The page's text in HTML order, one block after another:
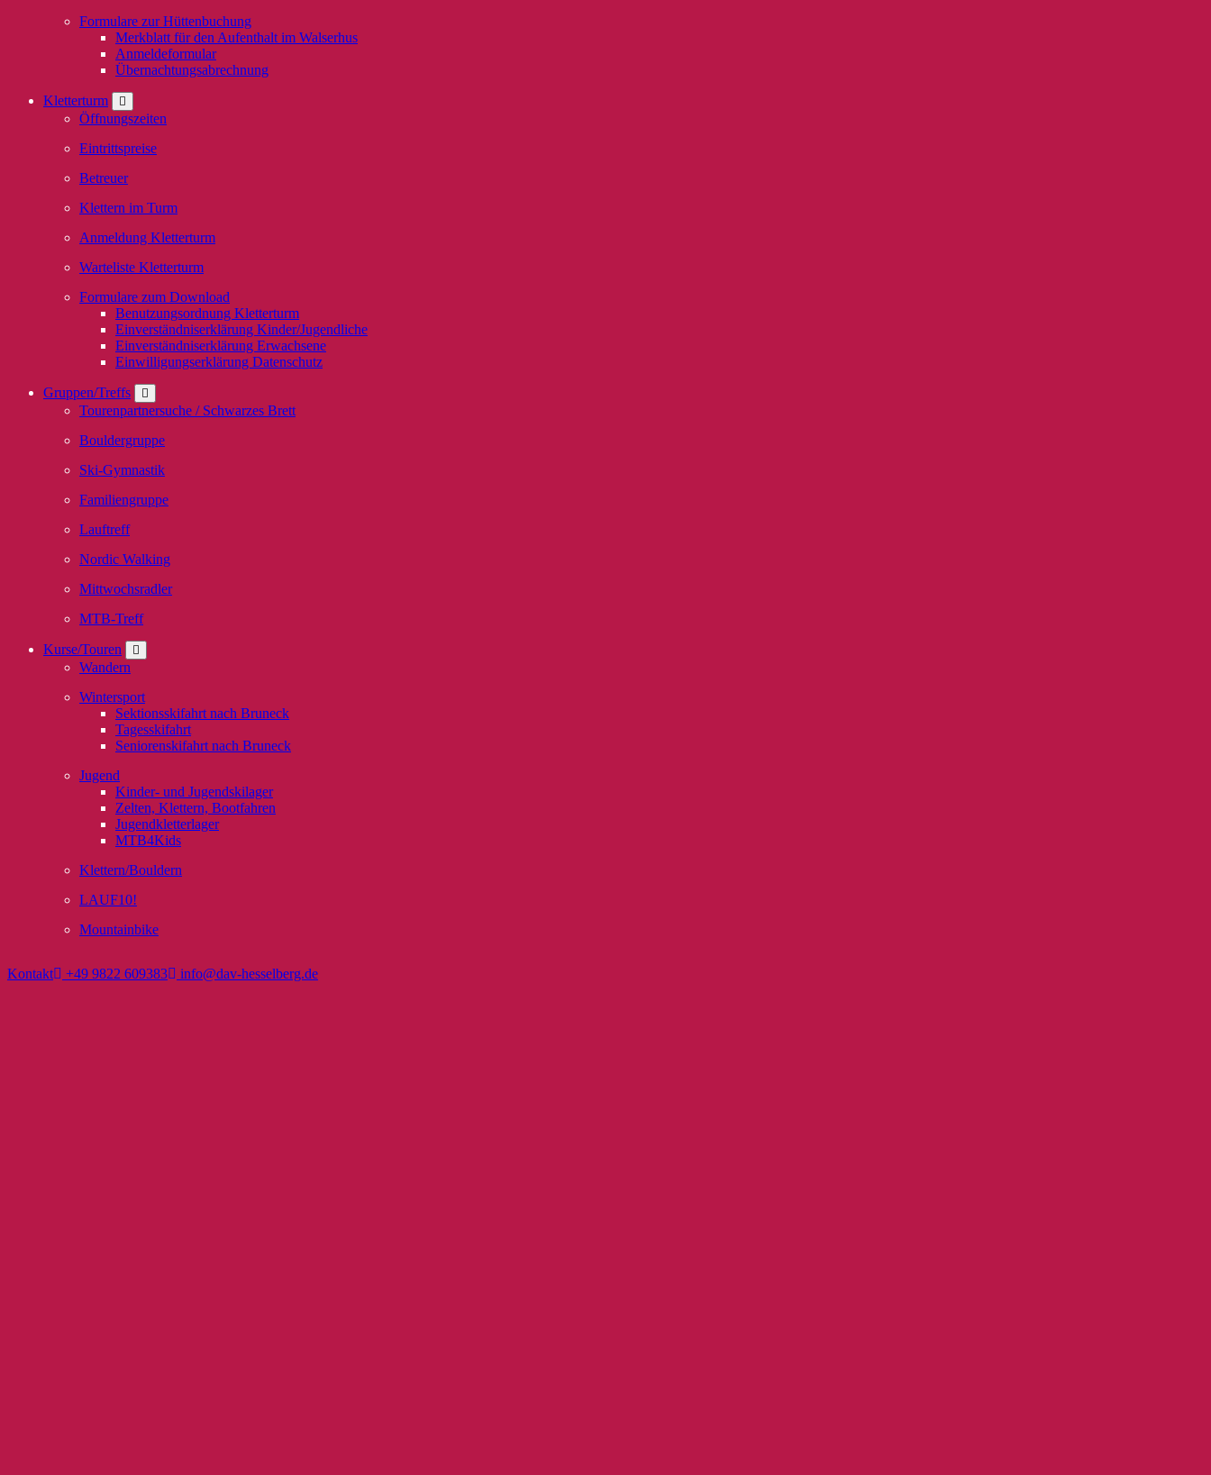
Formulare zur Hüttenbuchung
Merkblatt für den Aufenthalt im Walserhus
Anmeldeformular
Übernachtungsabrechnung
Kletterturm
Öffnungszeiten
Eintrittspreise
Betreuer
Klettern im Turm
Anmeldung Kletterturm
Warteliste Kletterturm
Formulare zum Download
Benutzungsordnung Kletterturm
Einverständniserklärung Kinder/Jugendliche
Einverständniserklärung Erwachsene
Einwilligungserklärung Datenschutz
Gruppen/Treffs
Tourenpartnersuche / Schwarzes Brett
Bouldergruppe
Ski-Gymnastik
Familiengruppe
Lauftreff
Nordic Walking
Mittwochsradler
MTB-Treff
Kurse/Touren
Wandern
Wintersport
Sektionsskifahrt nach Bruneck
Tagesskifahrt
Seniorenskifahrt nach Bruneck
Jugend
Kinder- und Jugendskilager
Zelten, Klettern, Bootfahren
Jugendkletterlager
MTB4Kids
Klettern/Bouldern
LAUF10!
Mountainbike
Kontakt +49 9822 609383 info@dav-hesselberg.de